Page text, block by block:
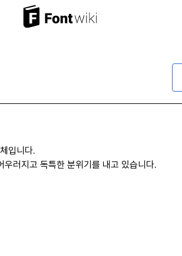
입니다.
러지고 독특한 분위기를 내고 있습니다.